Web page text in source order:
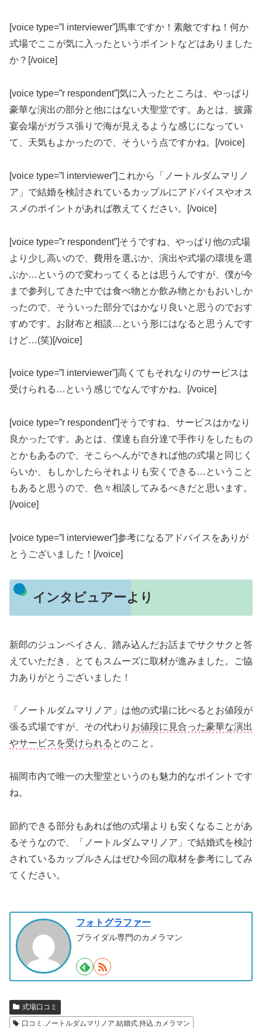
[voice type=”l interviewer”]馬車ですか！素敵ですね！何か
式場でここが気に入ったというポイントなどはありました
か？[/voice]
[voice type=”r respondent”]気に入ったところは、やっぱり
豪華な演出の部分と他にはない大聖堂です。あとは、披露
宴会場がガラス張りで海が見えるような感じになってい
て、天気もよかったので、そういう点ですかね。[/voice]
[voice type=”l interviewer”]これから「ノートルダムマリノ
ア」で結婚を検討されているカップルにアドバイスやオス
スメのポイントがあれば教えてください。[/voice]
[voice type=”r respondent”]そうですね、やっぱり他の式場
より少し高いので、費用を選ぶか、演出や式場の環境を選
ぶか…というので変わってくるとは思うんですが、僕が今
まで参列してきた中では食べ物とか飲み物とかもおいしか
ったので、そういった部分ではかなり良いと思うのでおす
すめです。お財布と相談…という形にはなると思うんです
けど…(笑)[/voice]
[voice type=”l interviewer”]高くてもそれなりのサービスは
受けられる…という感じでなんですかね。[/voice]
[voice type=”r respondent”]そうですね、サービスはかなり
良かったです。あとは、僕達も自分達で手作りをしたもの
とかもあるので、そこらへんができれば他の式場と同じく
らいか、もしかしたらそれよりも安くできる…ということ
もあると思うので、色々相談してみるべきだと思います。
[/voice]
[voice type=”l interviewer”]参考になるアドバイスをありが
とうございました！[/voice]
インタビュアーより
新郎のジュンペイさん、踏み込んだお話までサクサクと答
えていただき、とてもスムーズに取材が進みました。ご協
力ありがとうございました！
「ノートルダムマリノア」は他の式場に比べるとお値段が
張る式場ですが、その代わり お値段に見合った豪華な演出
やサービスを受けられる とのこと。
福岡市内で唯一の大聖堂というのも魅力的なポイントです
ね。
節約できる部分もあれば他の式場よりも安くなることがあ
るそうなので、「ノートルダムマリノア」で結婚式を検討
されているカップルさんはぜひ今回の取材を参考にしてみ
てください。
フォトグラファー
ブライダル専門のカメラマン
式場口コミ
口コミ.ノートルダムマリノア.結婚式.持込.カメラマン